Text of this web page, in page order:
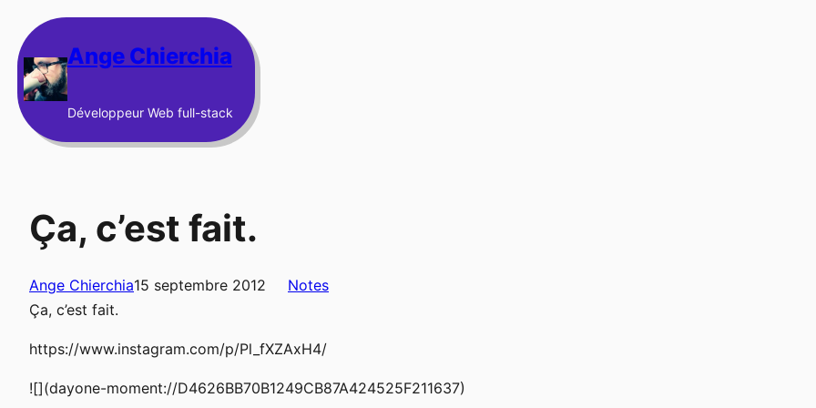
au
contenu Ange Chierchia
Développeur Web full-stack
Ça, c’est fait.
Ange Chierchia15 septembre 2012
Notes
Ça, c’est fait.
https://www.instagram.com/p/Pl_fXZAxH4/
![](dayone-moment://D4626BB70B1249CB87A424525F211637)